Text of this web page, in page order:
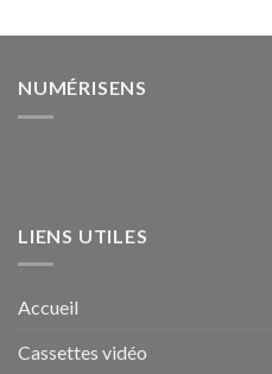
NUMÉRISENS
LIENS UTILES
Accueil
Cassettes vidéo